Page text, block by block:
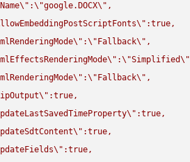
\" :\"google.DOCX\" ,
\" :true,
\" :\" Fallback\" ,
\" :\"Simplified\"
\" :\" Fallback\" ,
\" :true,
\" :true,
\" :true,
\" :true,